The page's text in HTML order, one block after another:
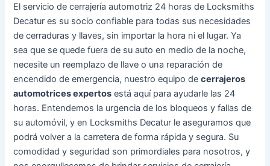
El servicio de cerrajería automotriz 24 horas de Locksmiths
Decatur es su socio confiable para todas sus necesidades
de cerraduras y llaves, sin importar la hora ni el lugar. Ya
sea que se quede fuera de su auto en medio de la noche,
necesite un reemplazo de llave o una reparación de
encendido de emergencia, nuestro equipo decerrajeros
automotrices expertos está aquí para ayudarle las 24
horas. Entendemos la urgencia de los bloqueos y fallas de
su automóvil, y en Locksmiths Decatur le aseguramos que
podrá volver a la carretera de forma rápida y segura. Su
comodidad y seguridad son primordiales para nosotros, y